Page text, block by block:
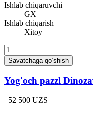
Ishlab chiqaruvchi
GX
Ishlab chiqarish
Xitoy
Savatchaga qo‘shish
Yog'och pazzl
52 500 UZS